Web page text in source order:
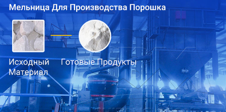
Решения
Проекты
Новости
О